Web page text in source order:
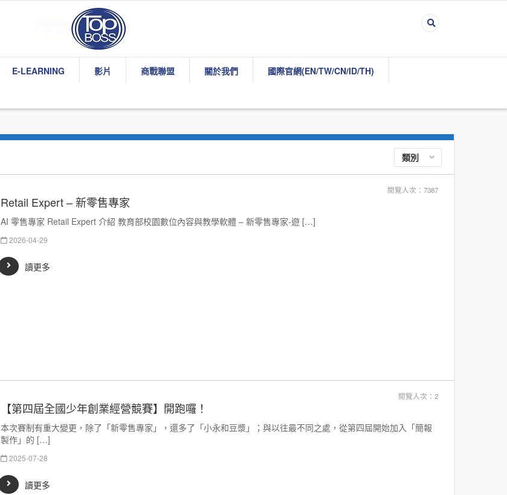
E-LEARNING 影片 商戰聯盟 關於我們 國際官網(EN/TW/CN/ID/TH)
類別
閱覽人次：7387
Retail Expert – 新零售專家
AI 零售專家 Retail Expert 介紹 教育部校園數位內容與教學軟體 – 新零售專家-遊 […]
2026-04-29
讀更多
閱覽人次：2
【第四屆全國少年創業經營競賽】開跑囉！
本次賽制有重大變更，除了「新零售專家」，還多了「小永和豆漿」；與以往最不同之處，從第四屆開始加入「簡報
製作」的 […]
2025-07-28
讀更多